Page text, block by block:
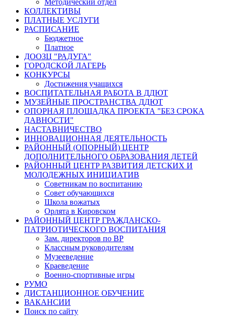
КОЛЛЕКТИВЫ
ПЛАТНЫЕ УСЛУГИ
РАСПИСАНИЕ
Бюджетное
Платное
ДООЗЦ "РАДУГА"
ГОРОДСКОЙ ЛАГЕРЬ
КОНКУРСЫ
Достижения учащихся
ВОСПИТАТЕЛЬНАЯ РАБОТА В ДДЮТ
МУЗЕЙНЫЕ ПРОСТРАНСТВА ДДЮТ
ОПОРНАЯ ПЛОЩАДКА ПРОЕКТА "БЕЗ СРОКА
ДАВНОСТИ"
НАСТАВНИЧЕСТВО
ИННОВАЦИОННАЯ ДЕЯТЕЛЬНОСТЬ
РАЙОННЫЙ (ОПОРНЫЙ) ЦЕНТР
ДОПОЛНИТЕЛЬНОГО ОБРАЗОВАНИЯ ДЕТЕЙ
РАЙОННЫЙ ЦЕНТР РАЗВИТИЯ ДЕТСКИХ И
МОЛОДЕЖНЫХ ИНИЦИАТИВ
Советникам по воспитанию
Совет обучающихся
Школа вожатых
Орлята в Кировском
РАЙОННЫЙ ЦЕНТР ГРАЖДАНСКО-
ПАТРИОТИЧЕСКОГО ВОСПИТАНИЯ
Зам. директоров по ВР
Классным руководителям
Музееведение
Краеведение
Военно-спортивные игры
РУМО
ДИСТАНЦИОННОЕ ОБУЧЕНИЕ
ВАКАНСИИ
Поиск по сайту